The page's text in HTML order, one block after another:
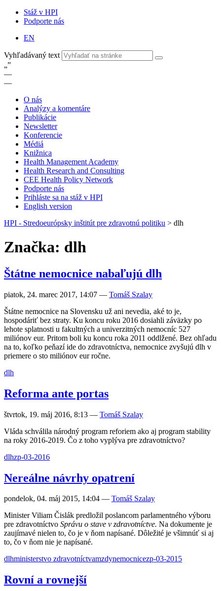
Stáž v HPI
Podporte nás
EN
Vyhľadávaný text
„”
—
—
O nás
Analýzy a komentáre
Publikácie
Newsletter
Konferencie
Médiá
Knižnica
Health Management Academy
Health Research and Consulting
CEE Health Policy Network
Podporte nás
Prihláste sa na stáž v HPI
English version
HPI - Stredoeurópsky inštitút pre zdravotnú politiku > dlh
Značka: dlh
Štátne nemocnice nabaľujú dlh
piatok, 24. marec 2017, 14:07 — Tomáš Szalay
Štátne nemocnice na Slovensku už ani nevedia, aké to je,
hospodáriť bez straty. Ku koncu roku 2016 dosiahli záväzky po
lehote splatnosti u fakultných a univerzitných nemocníc 527
miliónov eur. Pritom boli ku koncu roka 2011 oddlžené. Bez ohľadu
na to, koľko peňazí ide do zdravotníctva, nemocnice zvyšujú dlh v
priemere o sto miliónov eur ročne.
dlh
Reforma ante portas
štvrtok, 19. máj 2016, 8:13 — Tomáš Szalay
Vláda schválila národný program reforiem ako aj program stability
na roky 2016-2019. Čo z toho vyplýva pre zdravotníctvo?
dlhzp-03-2016
Nereálne návrhy opatrení
pondelok, 04. máj 2015, 14:04 — Tomáš Szalay
Minister Viliam Čislák predložil poslancom parlamentného výboru
pre zdravotníctvo Správu o stave v zdravotníctve. Na dokumente je
zaujímavé nielen to, čo je v ňom napísané. Dôležité je všimnúť si aj
to, čo v ňom nie je napísané.
dlhministerstvo zdravotníctvamzdynemocnicezp-03-2015
Rovní a rovnejší